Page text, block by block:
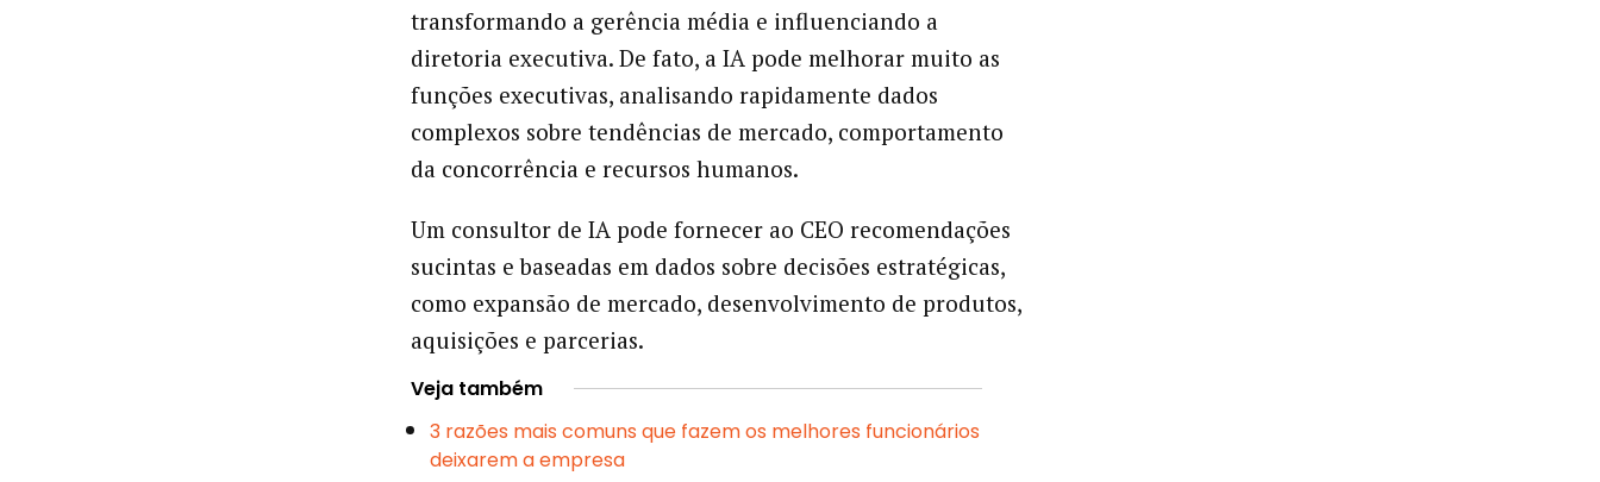
transformando a gerência média e influenciando a
diretoria executiva. De fato, a IA pode melhorar muito as
funções executivas, analisando rapidamente dados
complexos sobre tendências de mercado, comportamento
da concorrência e recursos humanos.
Um consultor de IA pode fornecer ao CEO recomendações
sucintas e baseadas em dados sobre decisões estratégicas,
como expansão de mercado, desenvolvimento de produtos,
aquisições e parcerias.
Veja também
3 razões mais comuns que fazem os melhores funcionários
deixarem a empresa